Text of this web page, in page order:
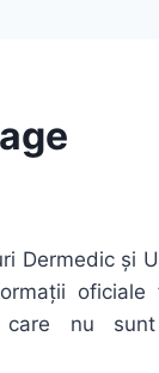
Dermedic și
nu sunt